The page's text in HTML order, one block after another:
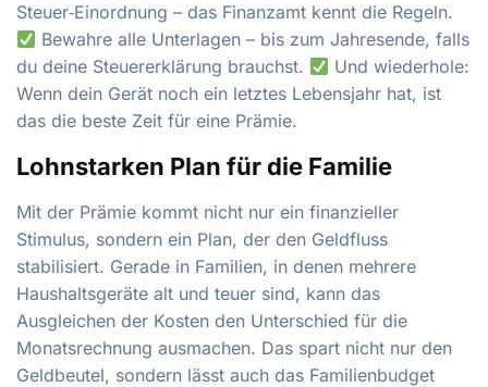
Steuer‑Einordnung – das Finanzamt kennt die Regeln.
Bewahre alle Unterlagen – bis zum Jahresende, falls
du deine Steuererklärung brauchst.
Und wiederhole:
Wenn dein Gerät noch ein letztes Lebensjahr hat, ist
das die beste Zeit für eine Prämie.
Lohnstarken Plan für die Familie
Mit der Prämie kommt nicht nur ein finanzieller
Stimulus, sondern ein Plan, der den Geldfluss
stabilisiert. Gerade in Familien, in denen mehrere
Haushaltsgeräte alt und teuer sind, kann das
Ausgleichen der Kosten den Unterschied für die
Monatsrechnung ausmachen. Das spart nicht nur den
Geldbeutel, sondern lässt auch das Familienbudget